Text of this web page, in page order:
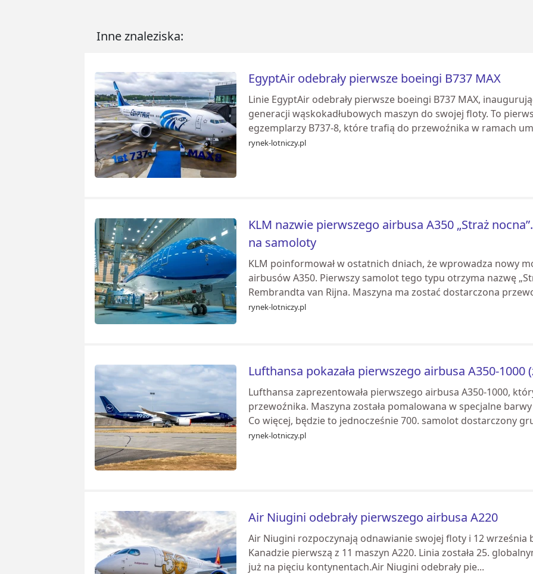
Inne znaleziska:
EgyptAir odebrały pierwsze boeingi B737 MAX
Linie EgyptAir odebrały pierwsze boeingi B737 MAX,
generacji wąskokadłubowych maszyn do swojej floty. To
egzemplarzy B737-8, które trafią do przewoźnika w ramach
rynek-lotniczy.pl
KLM nazwie pierwszego airbusa A350 „Straż
na samoloty
KLM poinformował w ostatnich dniach, że wprowadza nowy
airbusów A350. Pierwszy samolot tego typu otrzyma nazwę
Rembrandta van Rijna. Maszyna ma zostać dostarczona
rynek-lotniczy.pl
Lufthansa pokazała pierwszego airbusa A350-1000
Lufthansa zaprezentowała pierwszego airbusa A350-1000,
przewoźnika. Maszyna została pomalowana w specjalne
Co więcej, będzie to jednocześnie 700. samolot dostarczony
rynek-lotniczy.pl
Air Niugini odebrały pierwszego airbusa A220
Air Niugini rozpoczynają odnawianie swojej floty i 12 września
Kanadzie pierwszą z 11 maszyn A220. Linia została 25.
już na pięciu kontynentach.Air Niugini odebrały pie...